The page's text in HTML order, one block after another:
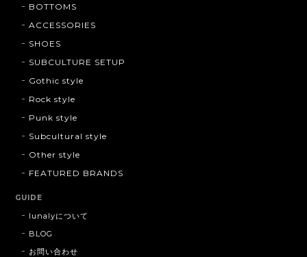
BOTTOMS
ACCESSORIES
SHOES
SUBCULTURE SETUP
Gothic style
Rock style
Punk style
Subcultural style
Other style
FEATURED BRANDS
GUIDE
lunalyについて
BLOG
お問い合わせ